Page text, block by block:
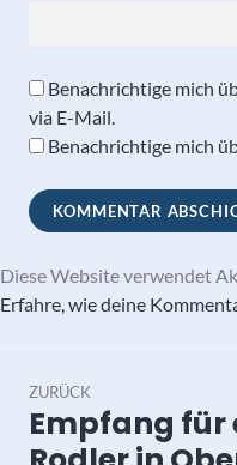
Benachrichtige mich
via E-Mail.
Benachrichtige mich
Diese Website verwendet
Erfahre, wie deine
ZURÜCK
Vorheriger
Beitrag:
Empfang